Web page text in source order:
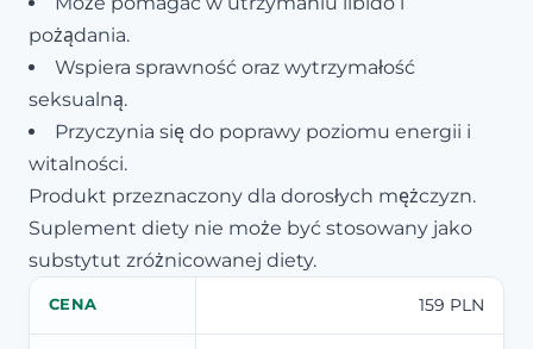
pożądania.
Wspiera sprawność oraz wytrzymałość
seksualną.
Przyczynia się do poprawy poziomu energii i
witalności.
Produkt przeznaczony dla dorosłych mężczyzn.
Suplement diety nie może być stosowany jako
substytut zróżnicowanej diety.
CENA 159 PLN